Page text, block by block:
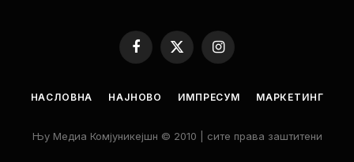
Facebook
X
(Twitter)
Instagram
НАСЛОВНА НАЈНОВО ИМПРЕСУМ МАРКЕТИНГ
Њу Медиа Комјуникејшн © 2010 | сите права заштитени